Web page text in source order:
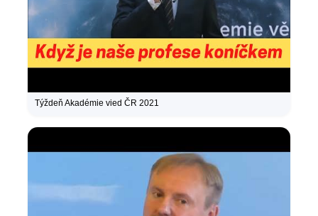
Týždeň Akadémie vied ČR 2021